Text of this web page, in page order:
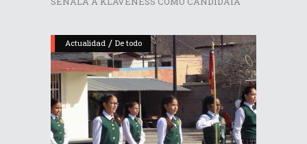
Actualidad / De todo